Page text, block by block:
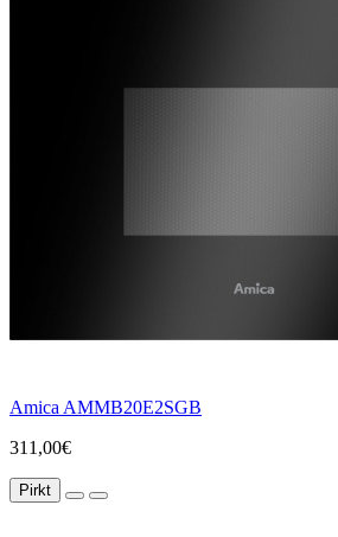
Amica AMMB20E2SGB
311,00€
Pirkt